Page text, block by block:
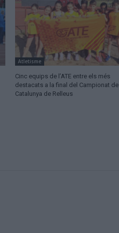
Atletisme
Cinc equips de l’ATE entre els més
destacats a la final del Campionat de
Catalunya de Relleus